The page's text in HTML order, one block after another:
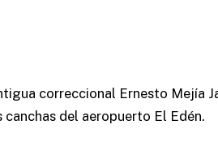
correccional Ernesto Mejía
del aeropuerto El Edén.